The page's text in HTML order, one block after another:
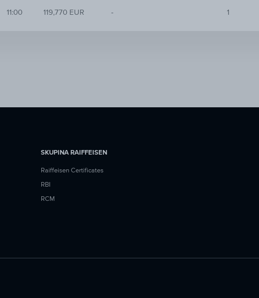
11:00 119,770 EUR - 1
SKUPINA RAIFFEISEN
Raiffeisen Certificates
RBI
RCM